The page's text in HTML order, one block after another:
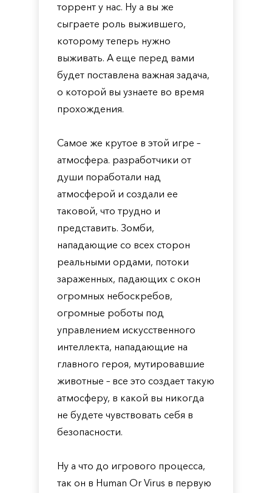
торрент у нас. Ну а вы же
сыграете роль выжившего,
которому теперь нужно
выживать. А еще перед вами
будет поставлена важная задача,
о которой вы узнаете во время
прохождения.
Самое же крутое в этой игре –
атмосфера. разработчики от
души поработали над
атмосферой и создали ее
таковой, что трудно и
представить. Зомби,
нападающие со всех сторон
реальными ордами, потоки
зараженных, падающих с окон
огромных небоскребов,
огромные роботы под
управлением искусственного
интеллекта, нападающие на
главного героя, мутировавшие
животные – все это создает такую
атмосферу, в какой вы никогда
не будете чувствовать себя в
безопасности.
Ну а что до игрового процесса,
так он в Human Or Virus в первую